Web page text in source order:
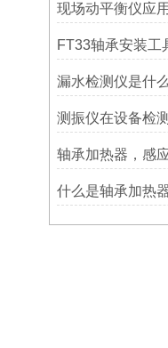
现场动平衡仪应
FT33轴承安装工
漏水检测仪是什么